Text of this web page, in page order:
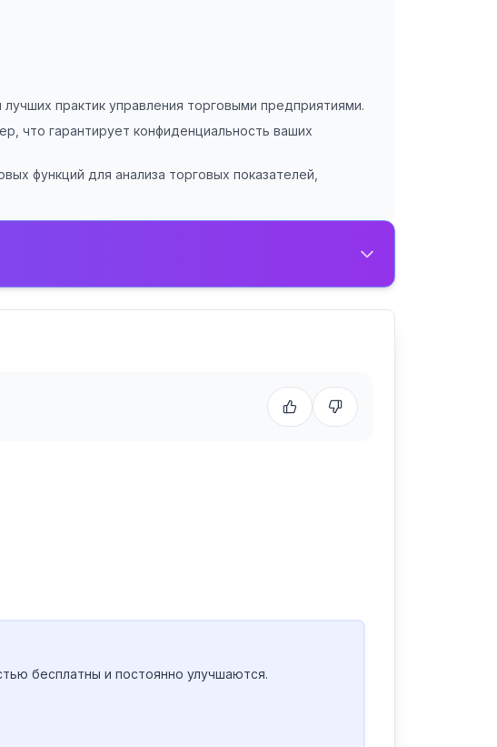
практик управления торговыми предприятиями.
что гарантирует конфиденциальность ваших
функций для анализа торговых показателей,
бесплатны и постоянно улучшаются.